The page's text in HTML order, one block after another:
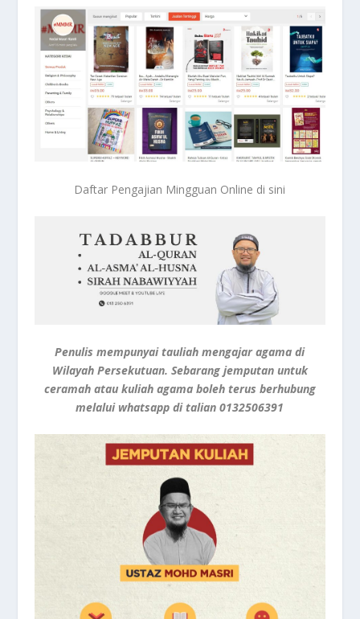
Daftar Pengajian Mingguan Online di sini
Penulis mempunyai tauliah mengajar agama di
Wilayah Persekutuan. Sebarang jemputan untuk
ceramah atau kuliah agama boleh terus berhubung
melalui whatsapp di talian0132506391